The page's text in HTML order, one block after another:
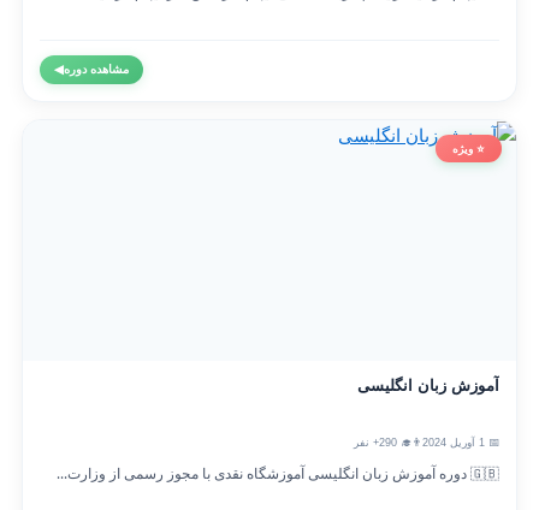
مشاهده دوره◀
⭐ ویژه
آموزش زبان انگلیسی
👨‍🎓 290+ نفر
🇬🇧 دوره آموزش زبان انگلیسی آموزشگاه نقدی با مجوز رسمی از وزارت...